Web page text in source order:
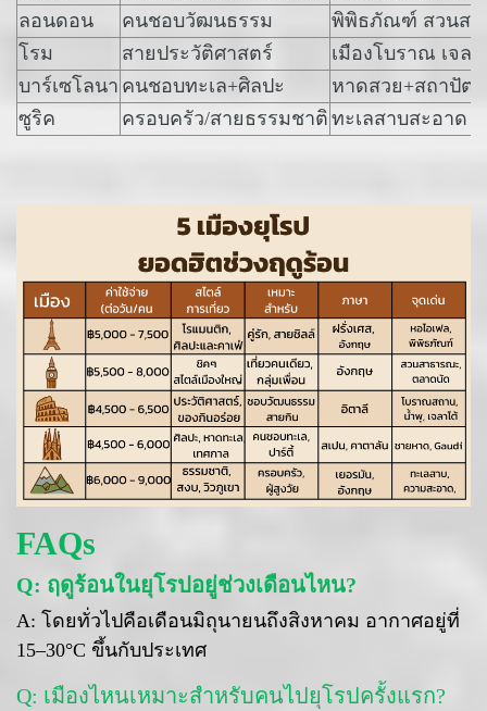
ลอนดอน
คนชอบวัฒนธรรม
พิพิธภัณฑ์ สวนสา
โรม
สายประวัติศาสตร์
เมืองโบราณ เจล
บาร์เซโลนา คนชอบทะเล+ศิลปะ
หาดสวย+สถาปัต
ซูริค
ครอบครัว/สายธรรมชาติ ทะเลสาบสะอาด เ
FAQs
Q: ฤดูร้อนในยุโรปอยู่ช่วงเดือนไหน?
A: โดยทั่วไปคือเดือนมิถุนายนถึงสิงหาคม อากาศอยู่ที่
15–30°C ขึ้นกับประเทศ
Q: เมืองไหนเหมาะสำหรับคนไปยุโรปครั้งแรก?